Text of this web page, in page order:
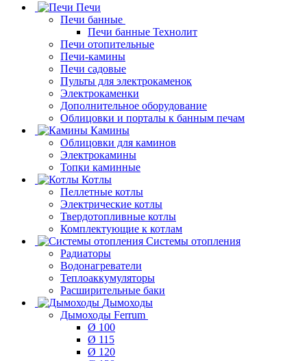
Печи
Печи банные
Печи банные Технолит
Печи отопительные
Печи-камины
Печи садовые
Пульты для электрокаменок
Электрокаменки
Дополнительное оборудование
Облицовки и порталы к банным печам
Камины
Облицовки для каминов
Электрокамины
Топки каминные
Котлы
Пеллетные котлы
Электрические котлы
Твердотопливные котлы
Комплектующие к котлам
Системы отопления
Радиаторы
Водонагреватели
Теплоаккумуляторы
Расширительные баки
Дымоходы
Дымоходы Ferrum
Ø 100
Ø 115
Ø 120